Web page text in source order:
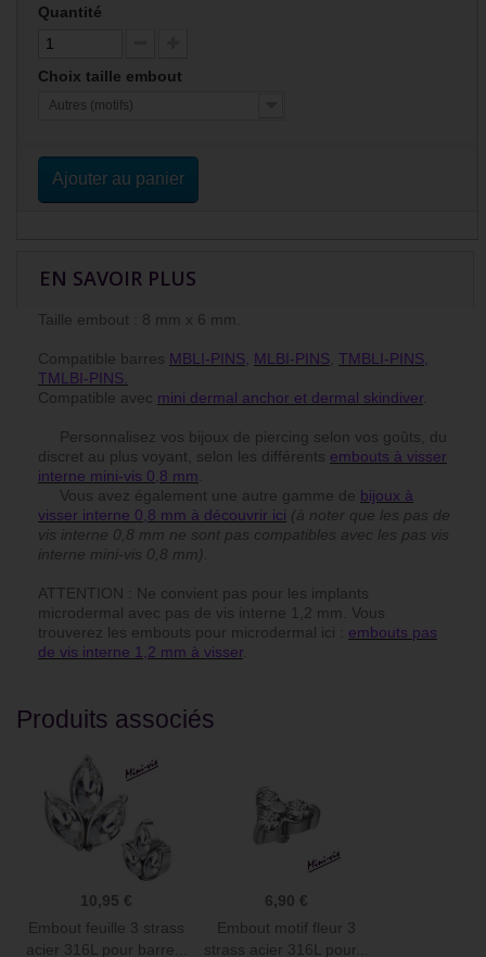
Quantité
Choix taille embout
Autres (motifs)
Ajouter au panier
EN SAVOIR PLUS
Taille embout : 8 mm x 6 mm.
Compatible barres MBLI-PINS MLBI-PINS TMBLI-PINS
TMLBI-PINS.
Compatible avec mini dermal anchor et dermal skindiver
Personnalisez vos bijoux de piercing selon vos goûts, du
discret au plus voyant, selon les différents embouts à visser
interne mini-vis 0,8 mm
Vous avez également une autre gamme de bijoux à
visser interne 0,8 mm à découvrir ici (à noter que les pas de
vis interne 0,8 mm ne sont pas compatibles avec les pas vis
interne mini-vis 0,8 mm).
ATTENTION : Ne convient pas pour les implants
microdermal avec pas de vis interne 1,2 mm. Vous
trouverez les embouts pour microdermal ici : embouts pas
de vis interne 1,2 mm à visser
Produits associés
10,95 €
Embout feuille 3 strass
acier 316L pour barre...
6,90 €
Embout motif fleur 3
strass acier 316L pour...